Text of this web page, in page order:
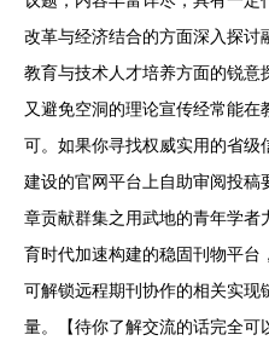
改革与经济结合的方面深入探
教育与技术人才培养方面的锐
又避免空洞的理论宣传经常能
可。如果你寻找权威实用的省
建设的官网平台上自助审阅投稿
章贡献群集之用武地的青年学者
育时代加速构建的稳固刊物平台
可解锁远程期刊协作的相关实现
量。【待你了解交流的话完全可